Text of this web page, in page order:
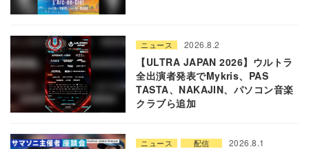
ニュース 2026.8.2
【ULTRA JAPAN 2026】ウルトラ
全出演者発表でMykris、PAS
TASTA、NAKAJIN、パソコン音楽
クラブら追加
ニュース 配信 2026.8.1